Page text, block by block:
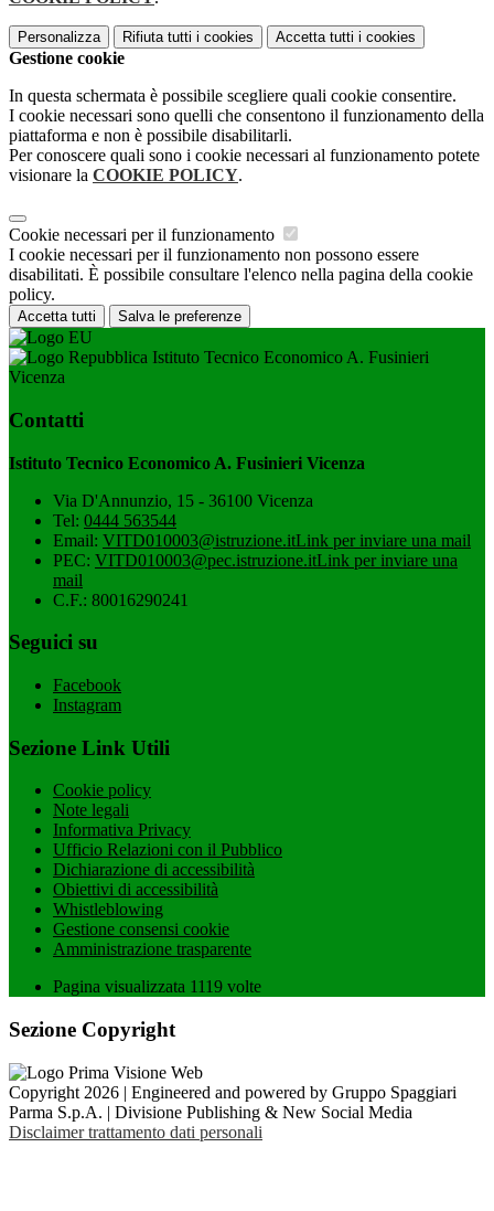
Personalizza Rifiuta tutti i cookies Accetta tutti i cookies
Gestione cookie
In questa schermata è possibile scegliere quali cookie consentire.
I cookie necessari sono quelli che consentono il funzionamento della
piattaforma e non è possibile disabilitarli.
Per conoscere quali sono i cookie necessari al funzionamento potete
visionare la COOKIE POLICY.
Cookie necessari per il funzionamento
I cookie necessari per il funzionamento non possono essere
disabilitati. È possibile consultare l'elenco nella pagina della cookie
policy.
Accetta tutti Salva le preferenze
Istituto Tecnico Economico A. Fusinieri
Vicenza
Contatti
Istituto Tecnico Economico A. Fusinieri Vicenza
Via D'Annunzio, 15 - 36100 Vicenza
Tel: 0444 563544
Email: VITD010003@istruzione.itLink per inviare una mail
PEC: VITD010003@pec.istruzione.itLink per inviare una
mail
C.F.: 80016290241
Seguici su
Facebook
Instagram
Sezione Link Utili
Cookie policy
Note legali
Informativa Privacy
Ufficio Relazioni con il Pubblico
Dichiarazione di accessibilità
Obiettivi di accessibilità
Whistleblowing
Gestione consensi cookie
Amministrazione trasparente
Pagina visualizzata 1119 volte
Sezione Copyright
Copyright 2026 | Engineered and powered by Gruppo Spaggiari
Parma S.p.A. | Divisione Publishing & New Social Media
Disclaimer trattamento dati personali